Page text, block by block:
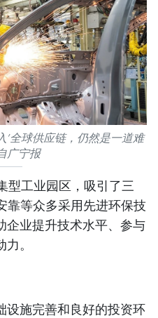
’全球供应链，仍然是一道难
广宁报
型工业园区，吸引了三
靠等众多采用先进环保技
企业提升技术水平、参与
。
设施完善和良好的投资环